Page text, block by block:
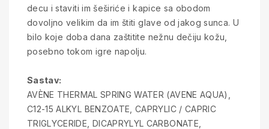
decu i staviti im šeširiće i kapice sa obodom
dovoljno velikim da im štiti glave od jakog sunca. U
bilo koje doba dana zaštitite nežnu dečiju kožu,
posebno tokom igre napolju.
Sastav:
AVÈNE THERMAL SPRING WATER (AVENE AQUA),
C12-15 ALKYL BENZOATE, CAPRYLIC / CAPRIC
TRIGLYCERIDE, DICAPRYLYL CARBONATE,